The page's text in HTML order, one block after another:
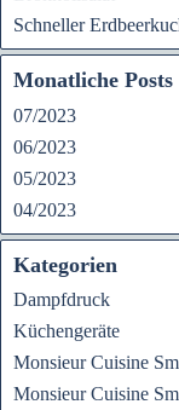
Schneller
Monatliche Posts
07/2023
06/2023
05/2023
04/2023
Kategorien
Dampfdruck
Küchengeräte
Monsieur Cuisine
Monsieur Cuisine